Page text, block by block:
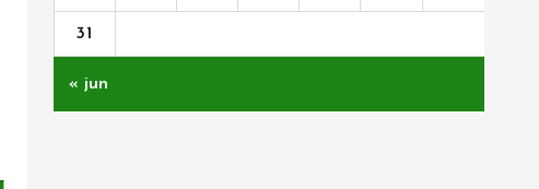
31
« jun